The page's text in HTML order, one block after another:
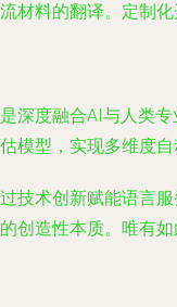
材料的翻译。定制
深度融合AI与人类
模型，实现多维度
技术创新赋能语言
创造性本质。唯有